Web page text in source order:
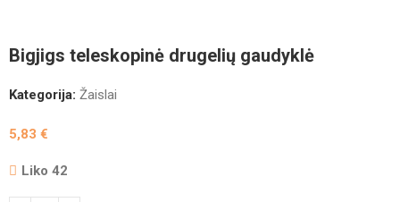
Bigjigs teleskopinė drugelių gaudyklė
Kategorija: Žaislai
5,83€
Liko 42